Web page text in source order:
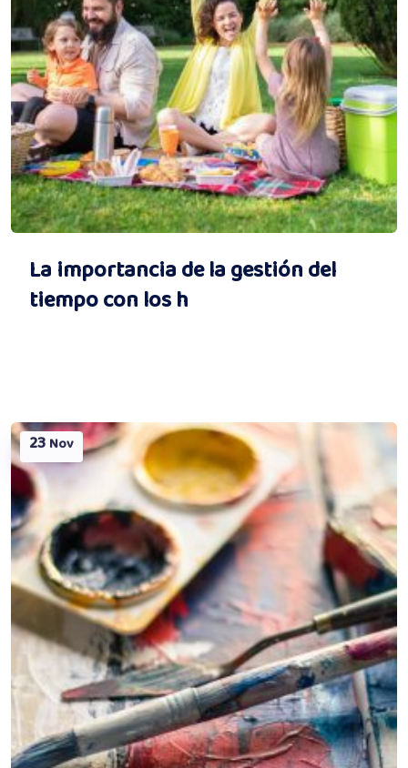
La importancia de la gestión del
tiempo con los h
23 Nov